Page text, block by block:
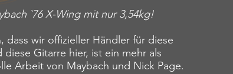
`76 X-Wing mit nur 3,54kg!
dass wir offizieller Händler für diese
Gitarre hier, ist ein mehr als
Arbeit von Maybach und Nick Page.